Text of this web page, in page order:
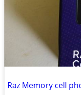
Raz Memory cell